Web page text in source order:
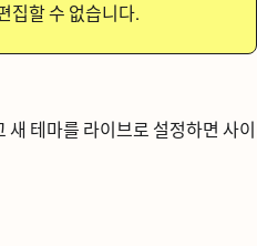
수 없습니다.
새 테마를 라이브로 설정하면 사이